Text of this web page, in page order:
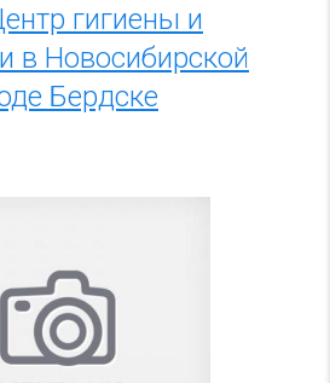
гигиены и
в Новосибирской
Бердске